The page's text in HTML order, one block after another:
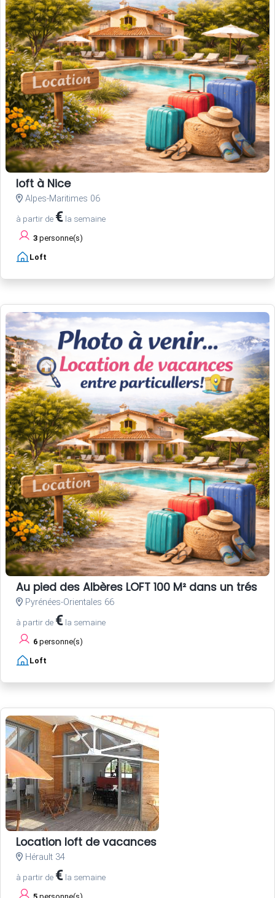
loft à Nice
Alpes-Maritimes 06
à partir de € la semaine
3 personne(s)
Loft
Au pied des Albères LOFT 100 M² dans un trés
Pyrénées-Orientales 66
à partir de € la semaine
6 personne(s)
Loft
Location loft de vacances
Hérault 34
à partir de € la semaine